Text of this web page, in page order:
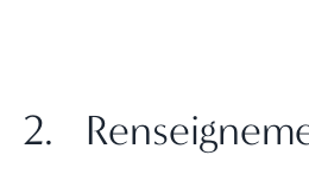
2.